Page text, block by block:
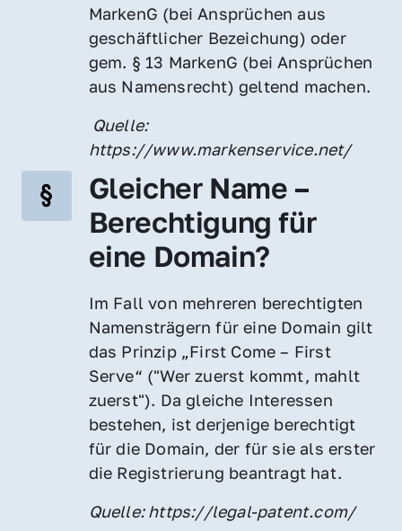
MarkenG (bei Ansprüchen aus
geschäftlicher Bezeichung) oder
gem. § 13 MarkenG (bei Ansprüchen
aus Namensrecht) geltend machen.
https://www.markenservice.net/
Gleicher Name –
Berechtigung für
eine Domain?
Im Fall von mehreren berechtigten
Namensträgern für eine Domain gilt
das Prinzip „First Come – First
Serve“ ("Wer zuerst kommt, mahlt
zuerst"). Da gleiche Interessen
bestehen, ist derjenige berechtigt
für die Domain, der für sie als erster
die Registrierung beantragt hat.
Quelle: https://legal-patent.com/